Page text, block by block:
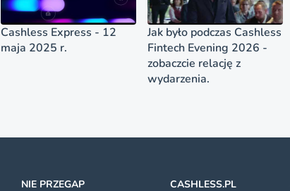
Cashless Express - 12
maja 2025 r.
Jak było podczas Cashless
Fintech Evening 2026 -
zobaczcie relację z
wydarzenia.
NIE PRZEGAP CASHLESS.PL